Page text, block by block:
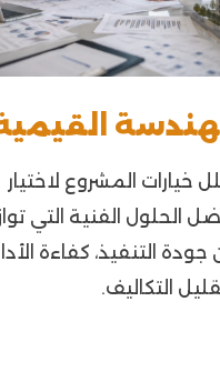
خيارات المشروع لاختيار
الحلول الفنية التي
جودة التنفيذ، كفاءة
التكاليف.